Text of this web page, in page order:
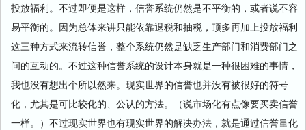
投放福利。不过即便是这样，信誉系统仍然是不平衡的，或者说不容
易平衡的。因为总体来讲只能依靠退税和抽税，顶多再加上投放福利
这三种方式来流转信誉，整个系统仍然是缺乏生产部门和消费部门之
间的互动的。不过这种信誉系统的设计本身就是一种很困难的事情，
我也没有想出个所以然来。现实世界的信誉也并没有被很好的符号
化，尤其是可比较化的、公认的方法。（说市场化有点像要买卖信誉
一样。）不过现实世界也有现实世界的解决办法，就是通过信誉量化